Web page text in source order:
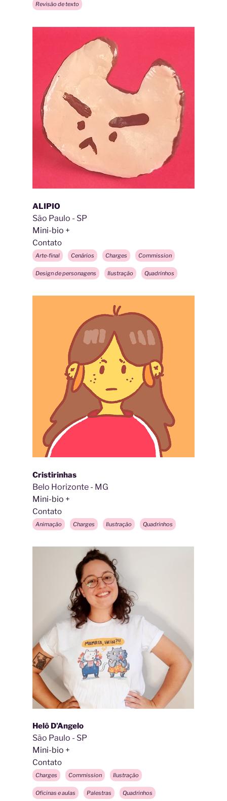
Revisão de texto
ALIPIO
São Paulo - SP
Mini-bio
Contato
Arte-final Cenários Charges Commission
Design de personagens Ilustração Quadrinhos
Cristirinhas
Belo Horizonte - MG
Mini-bio
Contato
Animação Charges Ilustração Quadrinhos
Helô D’Angelo
São Paulo - SP
Mini-bio
Contato
Charges Commission Ilustração
Oficinas e aulas Palestras Quadrinhos